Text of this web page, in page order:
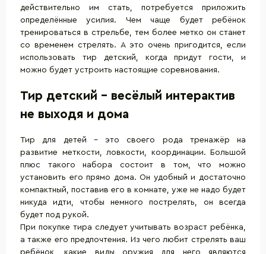
действительно им стать, потребуется приложить
определённые усилия. Чем чаще будет ребёнок
тренироваться в стрельбе, тем более метко он станет
со временем стрелять. А это очень пригодится, если
использовать тир детский, когда придут гости, и
можно будет устроить настоящие соревнования.
Тир детский – весёлый интерактив
не выходя и дома
Тир для детей – это своего рода тренажёр на
развитие меткости, ловкости, координации. Большой
плюс такого набора состоит в том, что можно
установить его прямо дома. Он удобный и достаточно
компактный, поставив его в комнате, уже не надо будет
никуда идти, чтобы немного пострелять, он всегда
будет под рукой.
При покупке тира следует учитывать возраст ребёнка,
а также его предпочтения. Из чего любит стрелять ваш
ребёнок, какие виды оружия для него являются